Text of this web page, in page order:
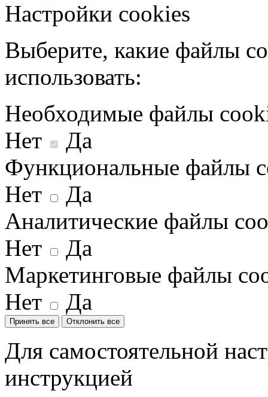
Настройки cookies
Выберите, какие файлы
использовать:
Необходимые файлы
Нет
Да
Функциональные файлы
Нет
Да
Аналитические файлы
Нет
Да
Маркетинговые файлы
Нет
Да
Принять все Отклонить все
Для самостоятельной
инструкцией